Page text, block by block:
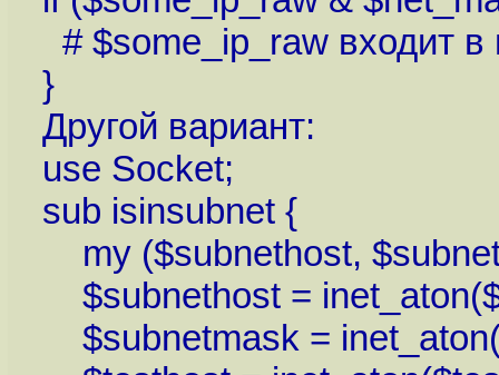
# $some_ip_raw входит в
}
Другой вариант:
use Socket;
sub isinsubnet {
my ($subnethost,
$subnethost =
$subnetmask =